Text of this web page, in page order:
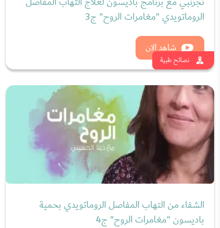
نصائح طبية
الروماتويدي "مغامرات الروح" ج3
شاهد الان
الشفاء من التهاب المفاصل الروماتويدي بحمية
باديسون "مغامرات الروح" ج4